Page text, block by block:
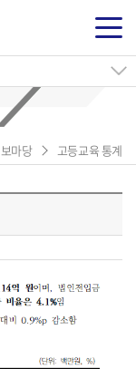
마당 고등교육 통계